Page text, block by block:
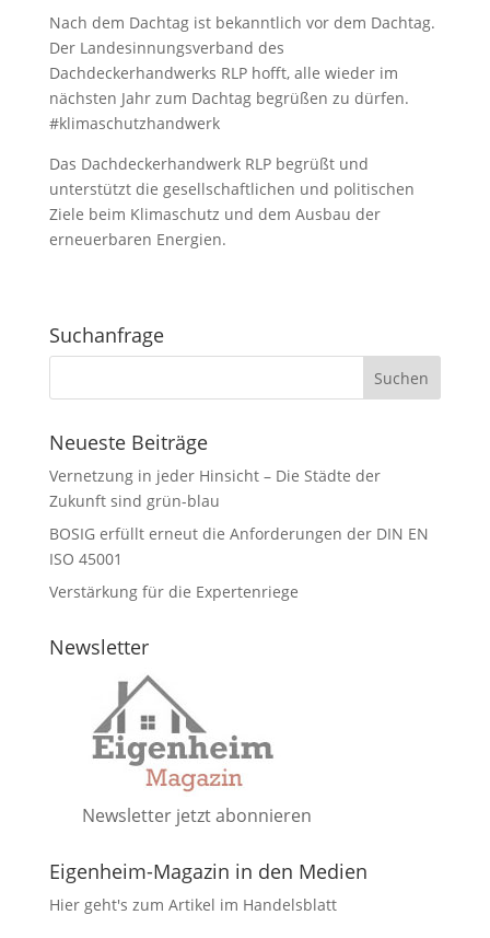
Nach dem Dachtag ist bekanntlich vor dem Dachtag.
Der Landesinnungsverband des
Dachdeckerhandwerks RLP hofft, alle wieder im
nächsten Jahr zum Dachtag begrüßen zu dürfen.
#klimaschutzhandwerk
Das Dachdeckerhandwerk RLP begrüßt und
unterstützt die gesellschaftlichen und politischen
Ziele beim Klimaschutz und dem Ausbau der
erneuerbaren Energien.
Suchanfrage
Neueste Beiträge
Vernetzung in jeder Hinsicht – Die Städte der
Zukunft sind grün-blau
BOSIG erfüllt erneut die Anforderungen der DIN EN
ISO 45001
Verstärkung für die Expertenriege
Newsletter
Newsletter jetzt abonnieren
Eigenheim-Magazin in den Medien
Hier geht's zum Artikel im Handelsblatt